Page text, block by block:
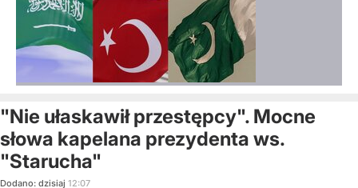
"Nie ułaskawił przestępcy". Mocne
słowa kapelana prezydenta ws.
"Starucha"
Dodano: dzisiaj 12:07